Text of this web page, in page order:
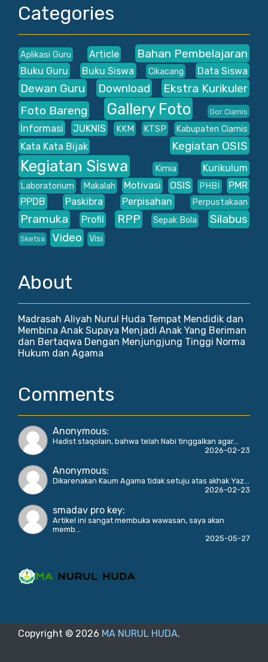
Categories
Aplikasi Guru Article Bahan Pembelajaran
Buku Guru Buku Siswa Cikacang Data Siswa
Dewan Guru Download
Ekstra Kurikuler
Foto Bareng
Gallery Foto Gor Ciamis
Informasi JUKNIS KKM KTSP Kabupaten Ciamis
Kata Kata Bijak Kegiatan OSIS
Kegiatan Siswa Kimia Kurikulum
Laboratorium Makalah Motivasi OSIS PHBI
PMR
PPDB
Paskibra Perpisahan Perpustakaan
Pramuka Profil RPP Sepak Bola Silabus
Sketsa Video Visi
About
Madrasah Aliyah Nurul Huda Tempat Mendidik dan
Membina Anak Supaya Menjadi Anak Yang Beriman
dan Bertaqwa Dengan Menjungjung Tinggi Norma
Hukum dan Agama
Comments
Anonymous:
Hadist staqolain, bahwa telah Nabi tinggalkan agar...
2026-02-23
Anonymous:
Dikarenakan Kaum Agama tidak setuju atas akhak Yaz...
2026-02-23
smadav pro key:
Artikel ini sangat membuka wawasan, saya akan
memb...
2025-05-27
Copyright © 2026 MA NURUL HUDA.